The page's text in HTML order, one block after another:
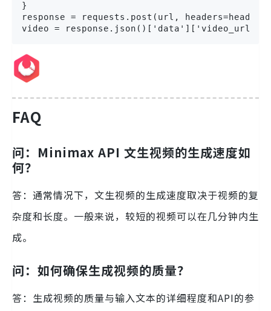
}
response = requests.post(url,
video = response.json()['data']['video_url']
FAQ
问：Minimax API 文生视频的生成速度如
何？
答：通常情况下，文生视频的生成速度取决于视频的复
杂度和长度。一般来说，较短的视频可以在几分钟内生
成。
问：如何确保生成视频的质量？
答：生成视频的质量与输入文本的详细程度和API的参